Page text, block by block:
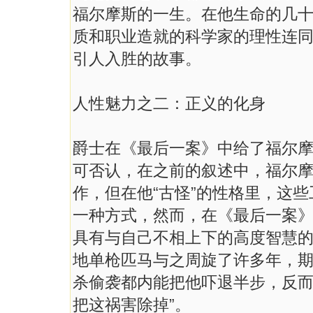
福尔摩斯的一生。在他生命的几
质和职业造就的科学家的理性连
引人入胜的故事。
人性魅力之二：正义的化身
爵士在《最后一案》中给了福尔
可否认，在之前的叙述中，福尔
作，但在他“古怪”的性格里，这
一种方式，然而，在《最后一案
具有与自己不相上下的高度智慧
地单枪匹马与之周旋了许多年，
杀偷袭都内能把他吓退半步，反
把这祸害除掉”。